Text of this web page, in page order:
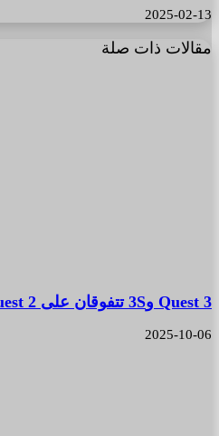
2025-02-13
مقالات ذات صلة
Quest 3 و3S تتفوقان على Quest 2 في استخدام SteamVR
2025-10-06